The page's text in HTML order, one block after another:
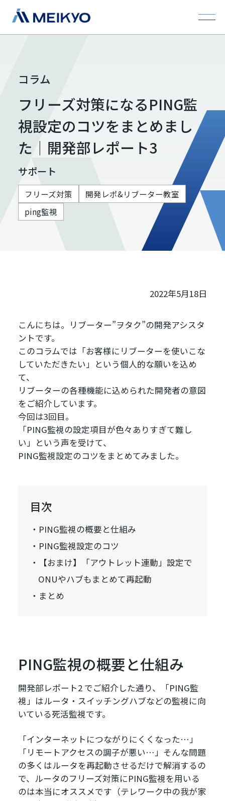
コラム
フリーズ対策になるPING監
視設定のコツをまとめまし
た｜開発部レポート3
サポート
フリーズ対策
開発レポ&リブーター教室
ping監視
2022年5月18日
こんにちは。リブーター”ヲタク”の開発アシスタ
ントです。
このコラムでは「お客様にリブーターを使いこな
していただきたい」という個人的な願いを込め
て、
リブーターの各種機能に込められた開発者の意図
をご紹介しています。
今回は3回目。
「PING監視の設定項目が色々ありすぎて難し
い」という声を受けて、
PING監視設定のコツをまとめてみました。
目次
PING監視の概要と仕組み
PING監視設定のコツ
【おまけ】「アウトレット連動」設定で
ONUやハブもまとめて再起動
まとめ
PING監視の概要と仕組み
開発部レポート2でご紹介した通り、「PING監
視」はルータ・スイッチングハブなどの監視に向
いている死活監視です。
「インターネットにつながりにくくなった…」
「リモートアクセスの調子が悪い…」そんな問題
の多くはルータを再起動させるだけで解消するの
で、ルータのフリーズ対策にPING監視を用いる
のは本当にオススメです（テレワーク中の我が家